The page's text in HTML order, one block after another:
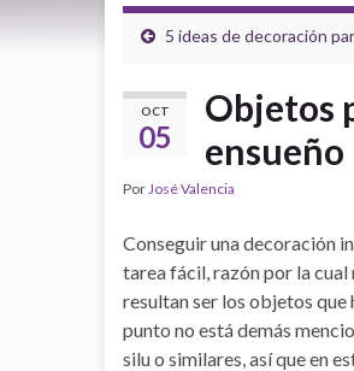
5 ideas de decoración
OCT
05
Objetos
ensueño
PorJosé Valencia
Conseguir una decoración
tarea fácil, razón por la
resultan ser los objetos que
punto no está demás
silu o similares, así que en